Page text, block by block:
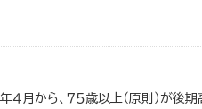
４月から、７５歳以上（原則）が